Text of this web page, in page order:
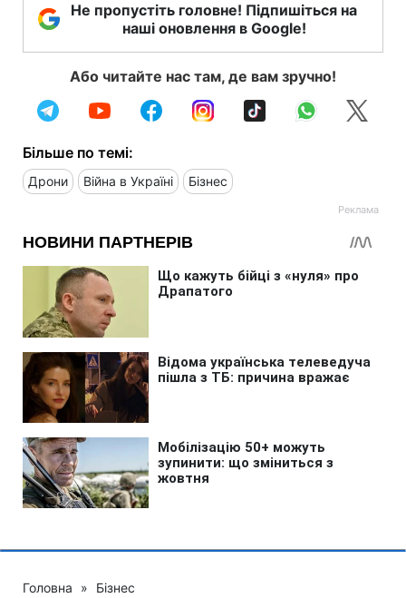
Не пропустіть головне! Підпишіться на
наші оновлення в Google!
Або читайте нас там, де вам зручно!
Більше по темі:
Дрони Війна в Україні Бізнес
Головна » Бізнес